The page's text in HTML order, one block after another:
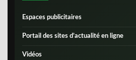
Espaces publicitaires
Portail des sites d’actualité en ligne
Vidéos